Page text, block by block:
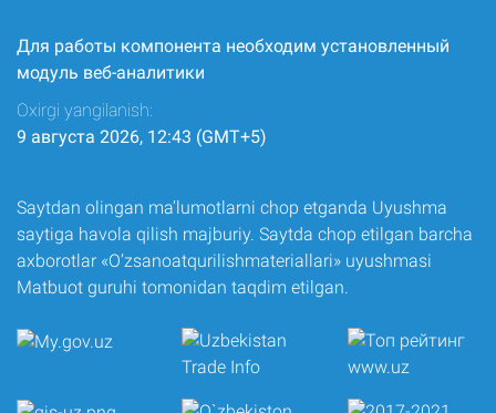
Для работы компонента необходим установленный
модуль веб-аналитики
Oxirgi yangilanish:
9 августа 2026, 12:43 (GMT+5)
Saytdan olingan ma’lumotlarni chop etganda Uyushma
saytiga havola qilish majburiy. Saytda chop etilgan barcha
axborotlar «O‘zsanoatqurilishmateriallari» uyushmasi
Matbuot guruhi tomonidan taqdim etilgan.